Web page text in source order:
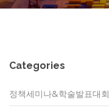
Categories
정책세미나&학술발표대회